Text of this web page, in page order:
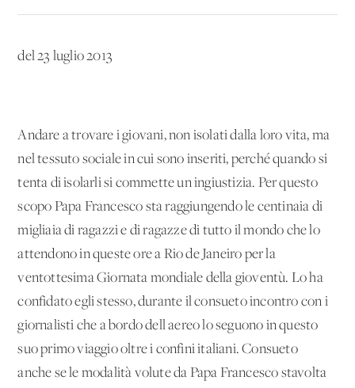
del 23 luglio 2013
Andare a trovare i giovani, non isolati dalla loro vita, ma
nel tessuto sociale in cui sono inseriti, perché quando si
tenta di isolarli si commette un'ingiustizia. Per questo
scopo Papa Francesco sta raggiungendo le centinaia di
migliaia di ragazzi e di ragazze di tutto il mondo che lo
attendono in queste ore a Rio de Janeiro per la
ventottesima Giornata mondiale della gioventù. Lo ha
confidato egli stesso, durante il consueto incontro con i
giornalisti che a bordo dell'aereo lo seguono in questo
suo primo viaggio oltre i confini italiani. Consueto
anche se le modalità volute da Papa Francesco stavolta